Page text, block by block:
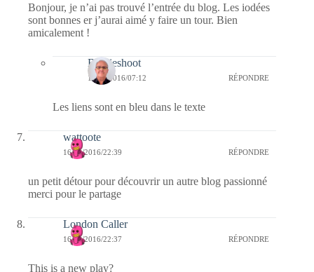
Bonjour, je n’ai pas trouvé l’entrée du blog. Les iodées
sont bonnes er j’aurai aimé y faire un tour. Bien
amicalement !
Bernieshoot
17/08/2016/07:12 RÉPONDRE
Les liens sont en bleu dans le texte
wattoote
16/08/2016/22:39 RÉPONDRE
un petit détour pour découvrir un autre blog passionné
merci pour le partage
London Caller
16/08/2016/22:37 RÉPONDRE
This is a new play?